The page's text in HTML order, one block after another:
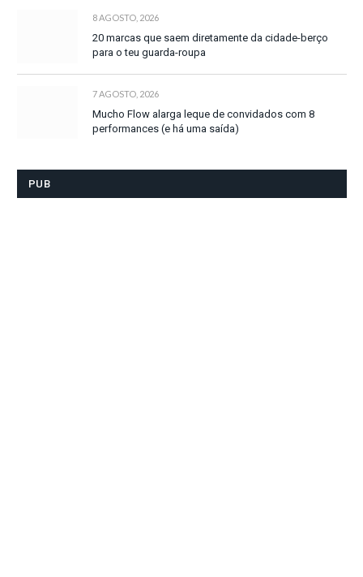
8 AGOSTO, 2026
20 marcas que saem diretamente da cidade-berço
para o teu guarda-roupa
7 AGOSTO, 2026
Mucho Flow alarga leque de convidados com 8
performances (e há uma saída)
PUB